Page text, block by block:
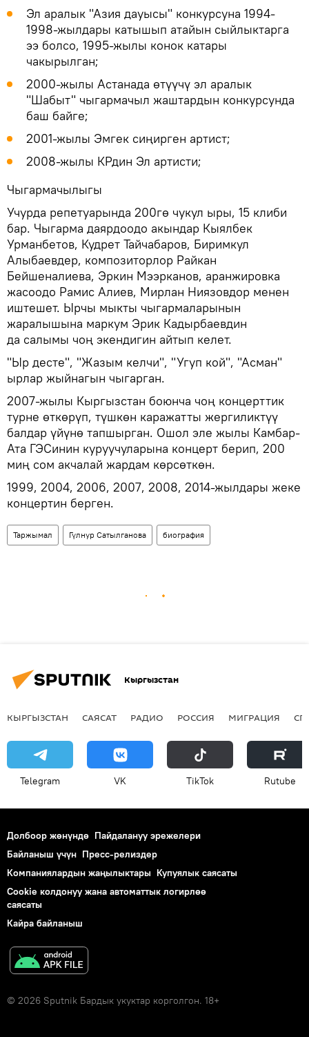
Эл аралык "Азия дауысы" конкурсуна 1994-
1998-жылдары катышып атайын сыйлыктарга
ээ болсо, 1995-жылы конок катары
чакырылган;
2000-жылы Астанада өтүүчү эл аралык
"Шабыт" чыгармачыл жаштардын конкурсунда
баш байге;
2001-жылы Эмгек сиңирген артист;
2008-жылы КРдин Эл артисти;
Чыгармачылыгы
Учурда репетуарында 200гө чукул ыры, 15 клиби
бар. Чыгарма даярдоодо акындар Кыялбек
Урманбетов, Кудрет Тайчабаров, Биримкул
Алыбаевдер, композиторлор Райкан
Бейшеналиева, Эркин Мээрканов, аранжировка
жасоодо Рамис Алиев, Мирлан Ниязовдор менен
иштешет. Ырчы мыкты чыгармаларынын
жаралышына маркум Эрик Кадырбаевдин
да салымы чоң экендигин айтып келет.
"Ыр десте", "Жазым келчи", "Угуп кой", "Асман"
ырлар жыйнагын чыгарган.
2007-жылы Кыргызстан боюнча чоң концерттик
турне өткөрүп, түшкөн каражатты жергиликтүү
балдар үйүнө тапшырган. Ошол эле жылы Камбар-
Ата ГЭСинин куруучуларына концерт берип, 200
миң сом акчалай жардам көрсөткөн.
1999, 2004, 2006, 2007, 2008, 2014-жылдары жеке
концертин берген.
Таржымал Гүлнур Сатылганова биография
Кыргызстан
КЫРГЫЗСТАН САЯСАТ РАДИО РОССИЯ МИГРАЦИЯ
Telegram VK ТikТоk Rutube
Долбоор жөнүндө Пайдалануу эрежелери
Байланыш үчүн Пресс-релиздер
Компаниялардын жаңылыктары Купуялык саясаты
Cookie колдонуу жана автоматтык логирлөө
саясаты
Кайра байланыш
© 2026 Sputnik Бардык укуктар корголгон. 18+